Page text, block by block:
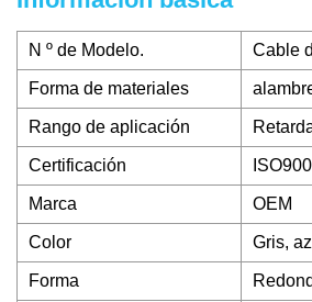
N º de Modelo. Cable
Forma de materiales
Rango de aplicación
Certificación
Marca OEM
Color Gris,
Forma